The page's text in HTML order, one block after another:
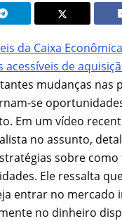
da Caixa
acessíveis de
mudanças nas
se
Em um vídeo
no assunto,
sobre
Ele ressalta
entrar no mercado
no dinheiro